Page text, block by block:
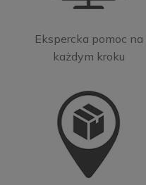
Ekspercka pomoc na
każdym kroku